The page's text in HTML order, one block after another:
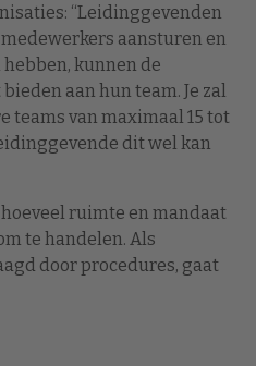
“Leidinggevenden
aansturen en
kunnen de
aan hun team. Je zal
teams van maximaal 15 tot
dit wel kan
ruimte en mandaat
te handelen. Als
door procedures, gaat